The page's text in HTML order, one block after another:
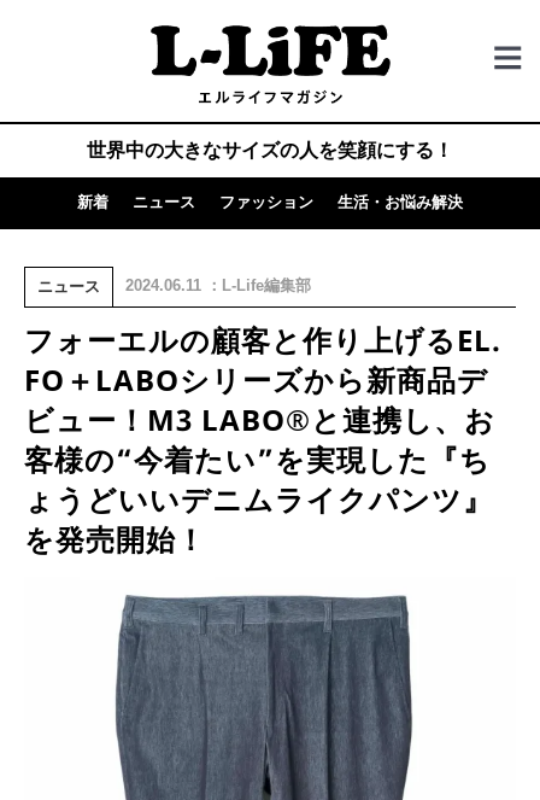
世界中の大きなサイズの人を笑顔にする！
新着 ニュース ファッション 生活・お悩み解決
ニュース 2024.06.11 ：L-Life編集部
フォーエルの顧客と作り上げるEL.
FO＋LABOシリーズから新商品デ
ビュー！M3 LABO®と連携し、お
客様の“今着たい”を実現した『ち
ょうどいいデニムライクパンツ』
を発売開始！